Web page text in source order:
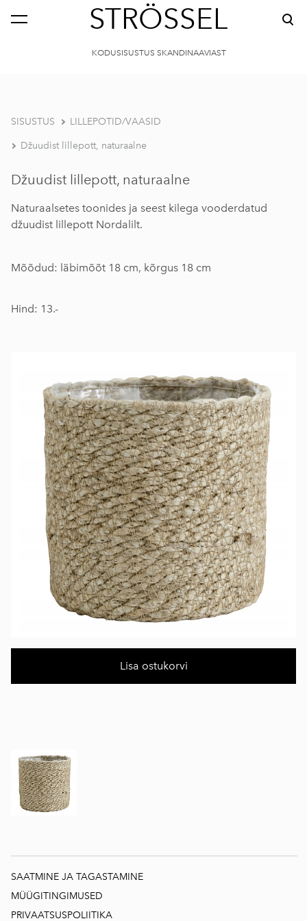
STRÖSSEL
KODUSISUSTUS SKANDINAAVIAST
SISUSTUS LILLEPOTID/VAASID
Džuudist lillepott, naturaalne
Džuudist lillepott, naturaalne
Naturaalsetes toonides ja seest kilega vooderdatud
džuudist lillepott Nordalilt.
Mõõdud: läbimõõt 18 cm, kõrgus 18 cm
Hind: 13.-
Lisa ostukorvi
SAATMINE JA TAGASTAMINE
MÜÜGITINGIMUSED
PRIVAATSUSPOLIITIKA